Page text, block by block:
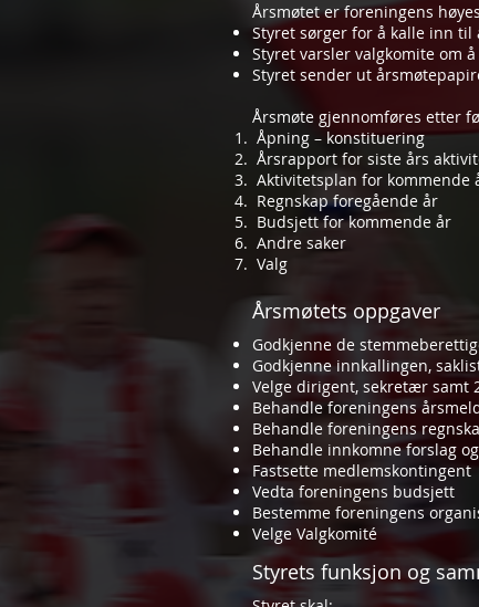
Årsmøtet er foreningens
Styret sørger for å kalle inn
Styret varsler valgkomite om
Styret sender ut
Årsmøte gjennomføres etter
Åpning – konstituering
Årsrapport for siste års
Aktivitetsplan for kommende
Regnskap foregående år
Budsjett for kommende år
Andre saker
Valg
Årsmøtets oppgaver
Godkjenne de
Godkjenne innkallingen,
Velge dirigent, sekretær samt
Behandle foreningens
Behandle foreningens
Behandle innkomne forslag
Fastsette medlemskontingent
Vedta foreningens budsjett
Bestemme foreningens
Velge Valgkomité
Styrets funksjon og